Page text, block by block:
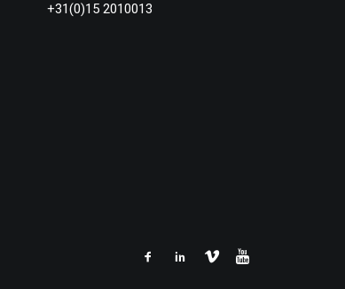
+31(0)15 2010013